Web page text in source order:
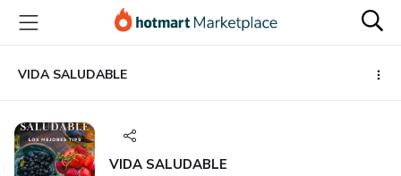
principal
página
de
página
VIDA SALUDABLE
VIDA SALUDABLE